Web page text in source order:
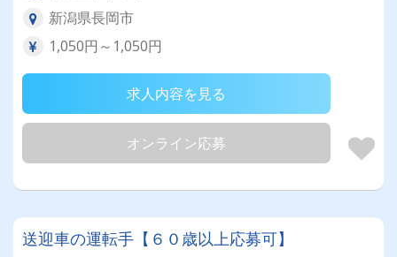
新潟県長岡市
1,050円～1,050円
求人内容を見る
オンライン応募
送迎車の運転手【６０歳以上応募可】